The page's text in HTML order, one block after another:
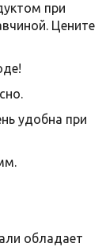
при
Цените
удобна при
обладает